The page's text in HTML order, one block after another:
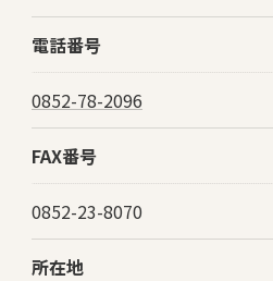
電話番号
0852-78-2096
FAX番号
0852-23-8070
所在地